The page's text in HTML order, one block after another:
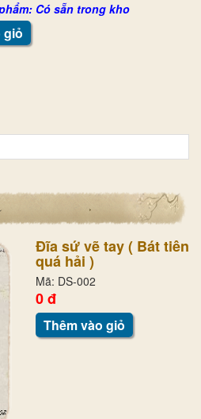
Có sẵn trong kho
giỏ
Đĩa sứ vẽ tay ( Bát tiên
quá hải )
Mã: DS-002
0 đ
Thêm vào giỏ